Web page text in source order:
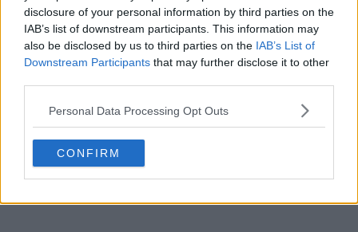
disclosure of your personal information by third parties on the
IAB’s list of downstream participants. This information may
also be disclosed by us to third parties on the IAB’s List of
Downstream Participants that may further disclose it to other
Personal Data Processing Opt Outs
CONFIRM